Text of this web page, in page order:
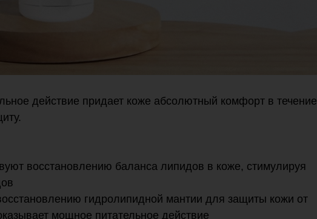
действие придает коже абсолютный комфорт в течение
восстановлению баланса липидов в коже, стимулируя
гидролипидной мантии для защиты кожи от
мощное питательное действие